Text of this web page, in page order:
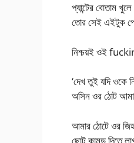
প্যান্টের বোতাম
তোর সেই এইটুক
নিশ্চয়ই ওই
‘দেখ তুই যদি ওকে
অসিন ওর ঠোট
আমার ঠোটে ওর
ছোট কামড় দিতে